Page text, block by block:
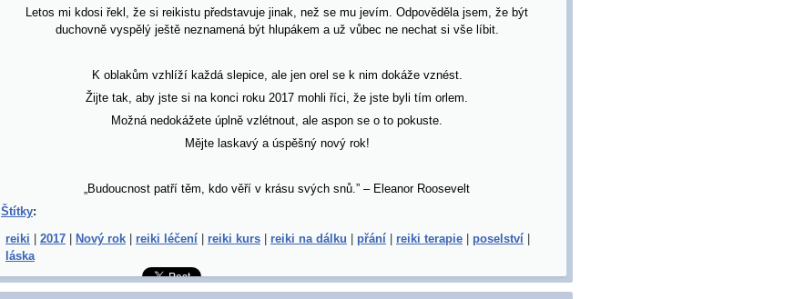
Letos mi kdosi řekl, že si reikistu představuje jinak, než se mu jevím. Odpověděla jsem, že být
duchovně vyspělý ještě neznamená být hlupákem a už vůbec ne nechat si vše líbit.
K oblakům vzhlíží každá slepice, ale jen orel se k nim dokáže vznést.
Žijte tak, aby jste si na konci roku 2017 mohli říci, že jste byli tím orlem.
Možná nedokážete úplně vzlétnout, ale aspon se o to pokuste.
Mějte laskavý a úspěšný nový rok!
„Budoucnost patří těm, kdo věří v krásu svých snů.” – Eleanor Roosevelt
Štítky:
reiki
2017 Nový rok reiki léčení reiki kurs reiki na dálku přání reiki terapie poselství
láska